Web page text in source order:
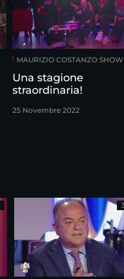
MAURIZIO COSTANZO SHOW
Una stagione
straordinaria!
25 Novembre 2022